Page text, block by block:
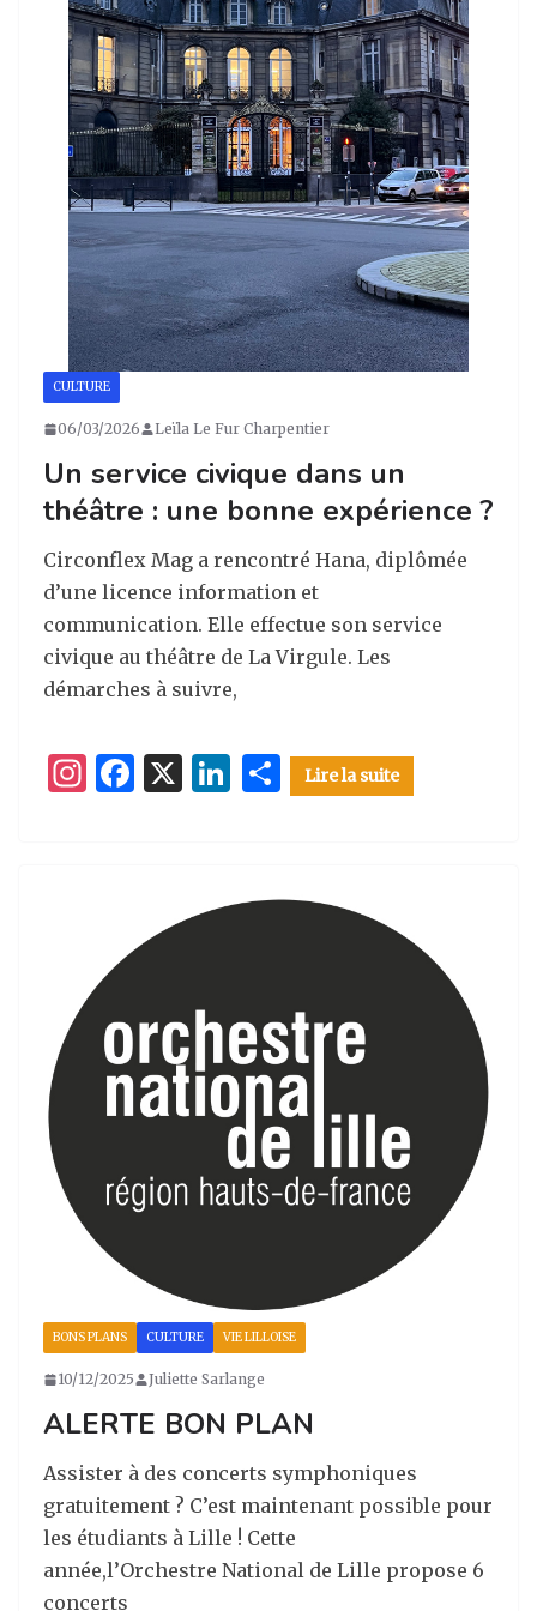
CULTURE
06/03/2026 Leïla Le Fur Charpentier
Un service civique dans un
théâtre : une bonne expérience ?
Circonflex Mag a rencontré Hana, diplômée
d’une licence information et
communication. Elle effectue son service
civique au théâtre de La Virgule. Les
démarches à suivre,
I
ra
m
F
b
o
k
X
Li P
ar
g
Lire la suite
BONS PLANS CULTURE VIE LILLOISE
10/12/2025 Juliette Sarlange
ALERTE BON PLAN
Assister à des concerts symphoniques
gratuitement ? C’est maintenant possible pour
les étudiants à Lille ! Cette
année,l’Orchestre National de Lille propose 6
concerts